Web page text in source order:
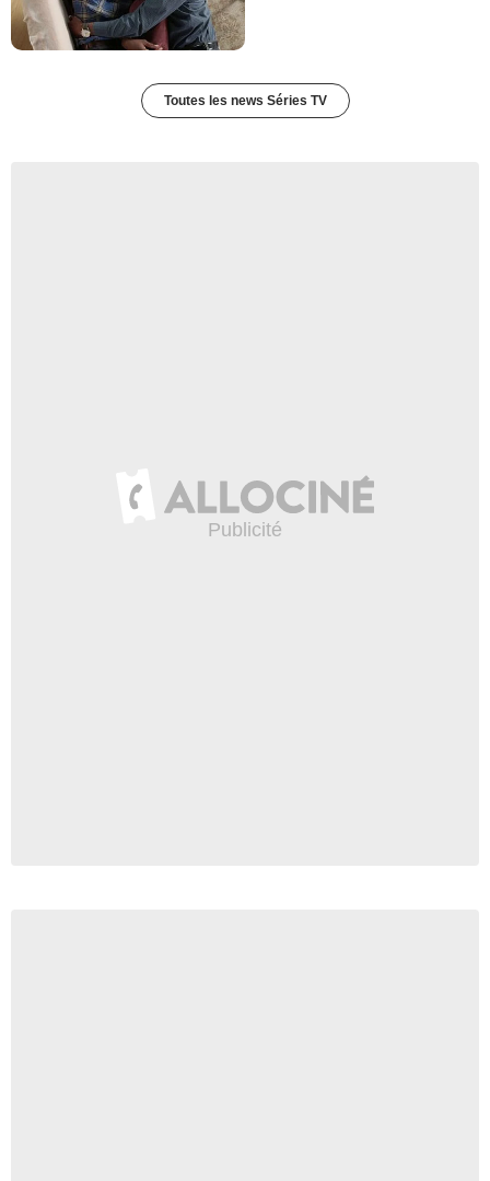
Toutes les news Séries TV